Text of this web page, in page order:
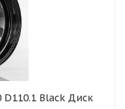
D110.1 Black Диск